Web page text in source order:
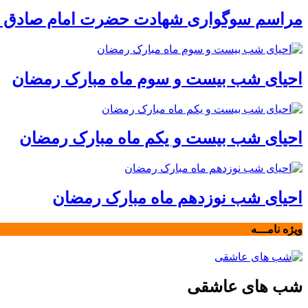
مراسم سوگواری شهادت حضرت امام صادق
احیای شب بیست و سوم ماه مبارک رمضان
احیای شب بیست و یکم ماه مبارک رمضان
احیای شب نوزدهم ماه مبارک رمضان
ویژه نامـــه
شب های عاشقی